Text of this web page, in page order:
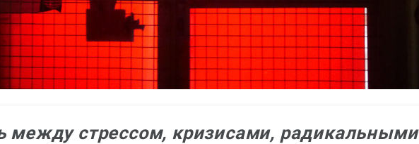
между стрессом, кризисами, радикальными